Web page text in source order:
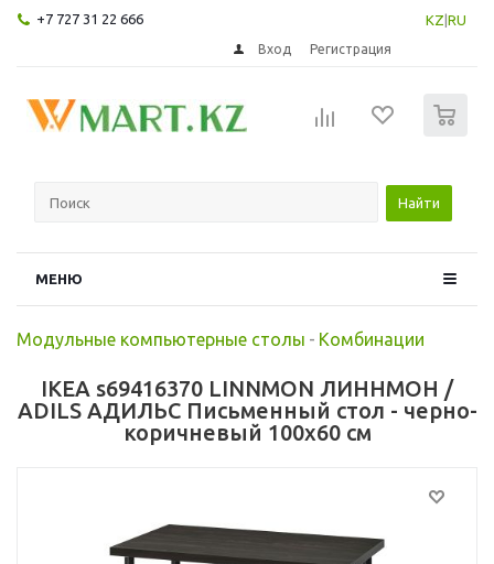
+7 727 31 22 666 KZ RU
Вход Регистрация
Найти
МЕНЮ
Модульные компьютерные столы - Комбинации
IKEA s69416370 LINNMON ЛИННМОН /
ADILS АДИЛЬС Письменный стол - черно-
коричневый 100x60 см